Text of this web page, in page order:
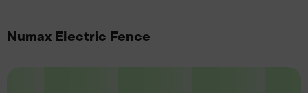
Numax Electric Fence